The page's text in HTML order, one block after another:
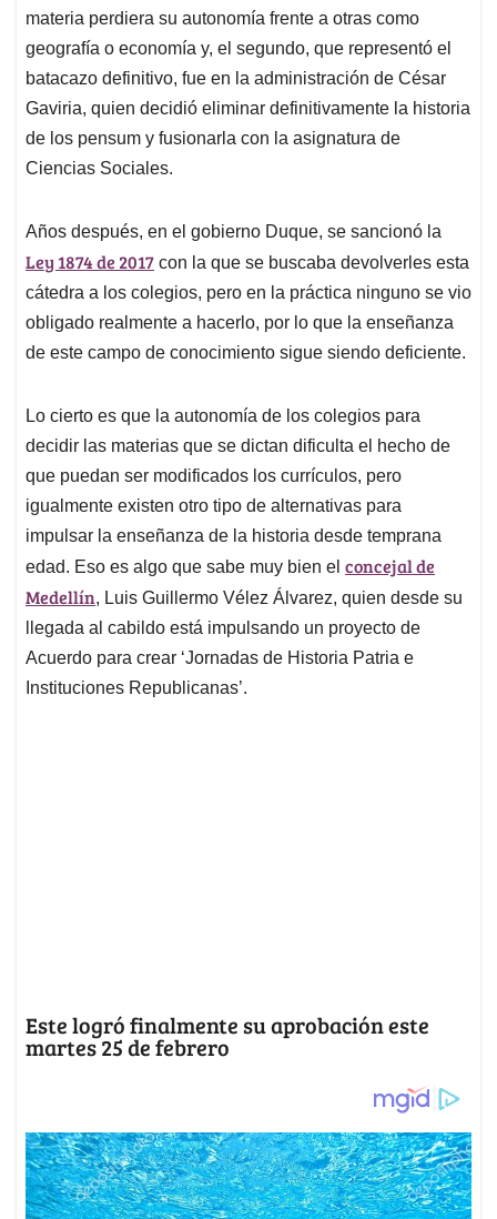
materia perdiera su autonomía frente a otras como
geografía o economía y, el segundo, que representó el
batacazo definitivo, fue en la administración de César
Gaviria, quien decidió eliminar definitivamente la historia
de los pensum y fusionarla con la asignatura de
Ciencias Sociales.
Años después, en el gobierno Duque, se sancionó la
Ley 1874 de 2017 con la que se buscaba devolverles esta
cátedra a los colegios, pero en la práctica ninguno se vio
obligado realmente a hacerlo, por lo que la enseñanza
de este campo de conocimiento sigue siendo deficiente.
Lo cierto es que la autonomía de los colegios para
decidir las materias que se dictan dificulta el hecho de
que puedan ser modificados los currículos, pero
igualmente existen otro tipo de alternativas para
impulsar la enseñanza de la historia desde temprana
edad. Eso es algo que sabe muy bien el concejal de
Medellín, Luis Guillermo Vélez Álvarez, quien desde su
llegada al cabildo está impulsando un proyecto de
Acuerdo para crear ‘Jornadas de Historia Patria e
Instituciones Republicanas’.
Este logró finalmente su aprobación este
martes 25 de febrero